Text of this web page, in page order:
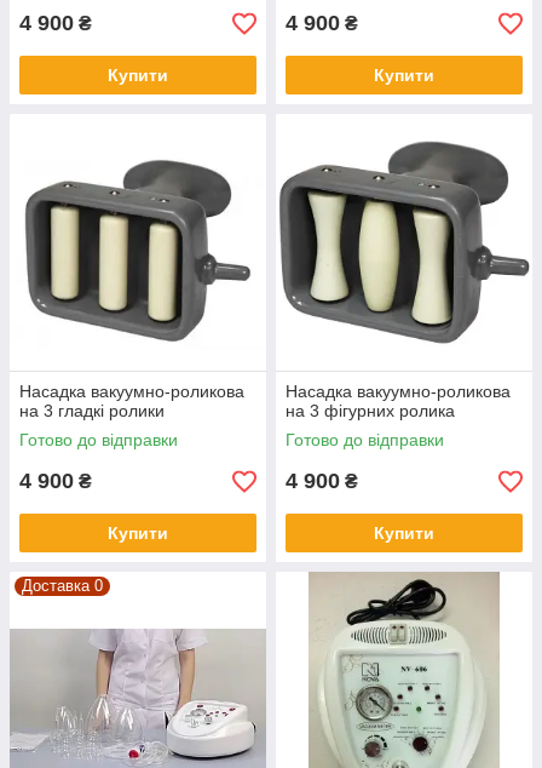
4 900 ₴
Купити
4 900 ₴
Купити
Насадка вакуумно-роликова
на 3 гладкі ролики
Готово до відправки
4 900 ₴
Купити
Насадка вакуумно-роликова
на 3 фігурних ролика
Готово до відправки
4 900 ₴
Купити
Доставка 0